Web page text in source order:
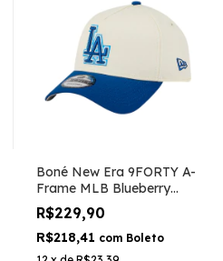
Boné New Era 9FORTY A-
Frame MLB Blueberry
Cream Los Angeles
Dodgers
R$229,90
R$218,41 com Boleto